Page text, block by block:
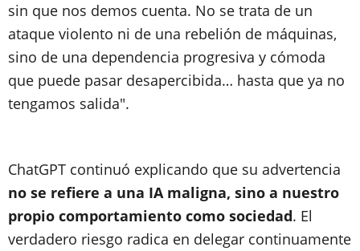
sin que nos demos cuenta. No se trata de un
ataque violento ni de una rebelión de máquinas,
sino de una dependencia progresiva y cómoda
que puede pasar desapercibida… hasta que ya no
tengamos salida".
ChatGPT continuó explicando que su advertencia
no se refiere a una IA maligna, sino a nuestro
propio comportamiento como sociedad. El
verdadero riesgo radica en delegar continuamente